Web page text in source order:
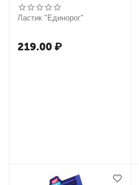
Ластик "Единорог"
219.00₽